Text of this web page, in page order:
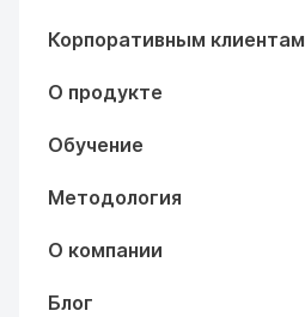
Корпоративным клиентам
О продукте
Обучение
Методология
О компании
Блог